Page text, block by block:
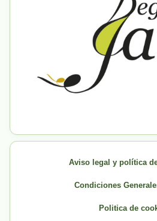
Aviso legal y política
Condiciones
Politica de